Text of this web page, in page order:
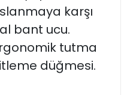
karşı
bant ucu.
tutma
düğmesi.